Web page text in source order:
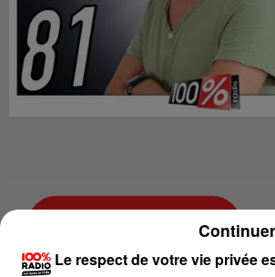
Lecture (2 min 29 sec)
Le respect de votre vie privée